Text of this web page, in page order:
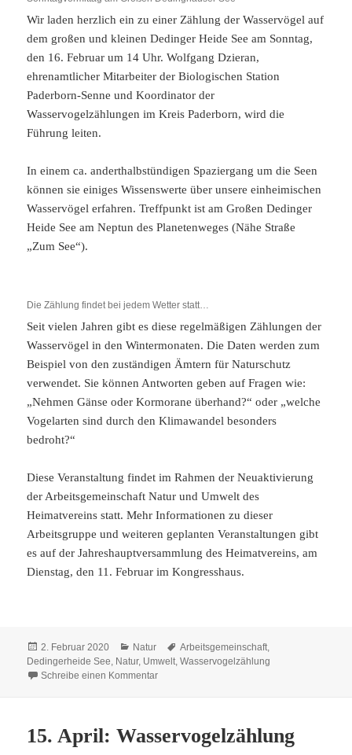
Wir laden herzlich ein zu einer Zählung der Wasservögel auf
dem großen und kleinen Dedinger Heide See am Sonntag,
den 16. Februar um 14 Uhr. Wolfgang Dzieran,
ehrenamtlicher Mitarbeiter der Biologischen Station
Paderborn-Senne und Koordinator der
Wasservogelzählungen im Kreis Paderborn, wird die
Führung leiten.
In einem ca. anderthalbstündigen Spaziergang um die Seen
können sie einiges Wissenswerte über unsere einheimischen
Wasservögel erfahren. Treffpunkt ist am Großen Dedinger
Heide See am Neptun des Planetenweges (Nähe Straße
„Zum See“).
Die Zählung findet bei jedem Wetter statt…
Seit vielen Jahren gibt es diese regelmäßigen Zählungen der
Wasservögel in den Wintermonaten. Die Daten werden zum
Beispiel von den zuständigen Ämtern für Naturschutz
verwendet. Sie können Antworten geben auf Fragen wie:
„Nehmen Gänse oder Kormorane überhand?“ oder „welche
Vogelarten sind durch den Klimawandel besonders
bedroht?“
Diese Veranstaltung findet im Rahmen der Neuaktivierung
der Arbeitsgemeinschaft Natur und Umwelt des
Heimatvereins statt. Mehr Informationen zu dieser
Arbeitsgruppe und weiteren geplanten Veranstaltungen gibt
es auf der Jahreshauptversammlung des Heimatvereins, am
Dienstag, den 11. Februar im Kongresshaus.
Veröffentlicht
am
2. Februar 2020 Kategorien
Natur Schlagwörter
Arbeitsgemeinschaft,
Dedingerheide See, Natur, Umwelt,Wasservogelzählung
Schreibe einen Kommentarzu 16. Februar: Wasservogelzählung
15. April: Wasservogelzählung